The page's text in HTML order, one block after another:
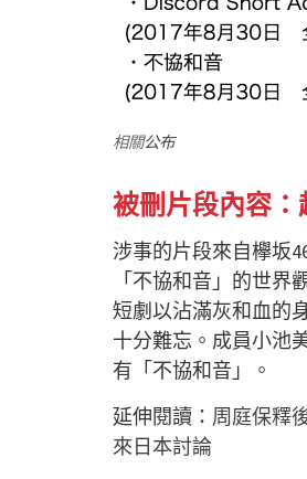
相關公布
被刪片段內容：
涉事的片段來自欅坂
「不協和音」的世
短劇以沾滿灰和血的
十分難忘。成員小池
有「不協和音」。
延伸閱讀： 周庭保釋
來日本討論